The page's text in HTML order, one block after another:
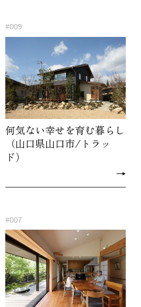
#009
何気ない幸せを育む暮らし
（山口県山口市/トラッ
ド）
→
#007